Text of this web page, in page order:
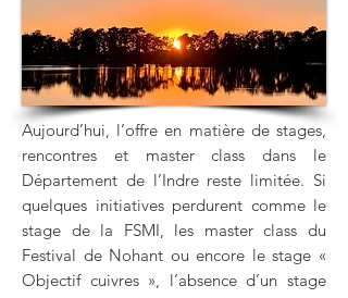
Aujourd’hui, l’offre en matière de stages,
rencontres et master class dans le
Département de l’Indre reste limitée. Si
quelques initiatives perdurent comme le
stage de la FSMI, les master class du
Festival de Nohant ou encore le stage «
Objectif cuivres », l’absence d’un stage